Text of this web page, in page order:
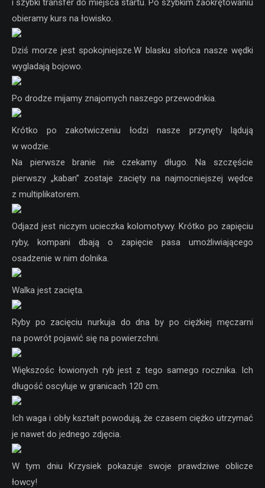
i szybki transfer do miejsca startu. Po szybkim zaokrętowaniu
obieramy kurs na łowisko.
Dziś morze jest spokojniejsze.W blasku słońca nasze wędki
wygladają bojowo.
Po drodze mijamy znajomych naszego przewodnkia.
Krótko po zakotwiczeniu łodzi nasze przynęty lądują
w wodzie.
Na pierwsze branie nie czekamy długo. Na szczęście
pierwszy „kaban” zostaje zacięty na najmocniejszej wędce
z multiplikatorem.
Odjazd jest niczym ucieczka kolomotywy. Krótko po zapięciu
ryby, kompani dbają o zapięcie pasa umożliwiającego
osadzenie w nim dolnika.
Walka jest zacięta.
Ryby po zacięciu nurkuja do dna by po ciężkiej męczarni
na powrót pojawić się na powierzchni.
Większośc łowionych ryb jest z tego samego rocznika. Ich
długość oscyluje w granicach 120 cm.
Ich waga i obły kształt powodują, że czasem ciężko utrzymać
je nawet do jednego zdjęcia.
W tym dniu Krzysiek pokazuje swoje prawdziwe oblicze
łowcy!